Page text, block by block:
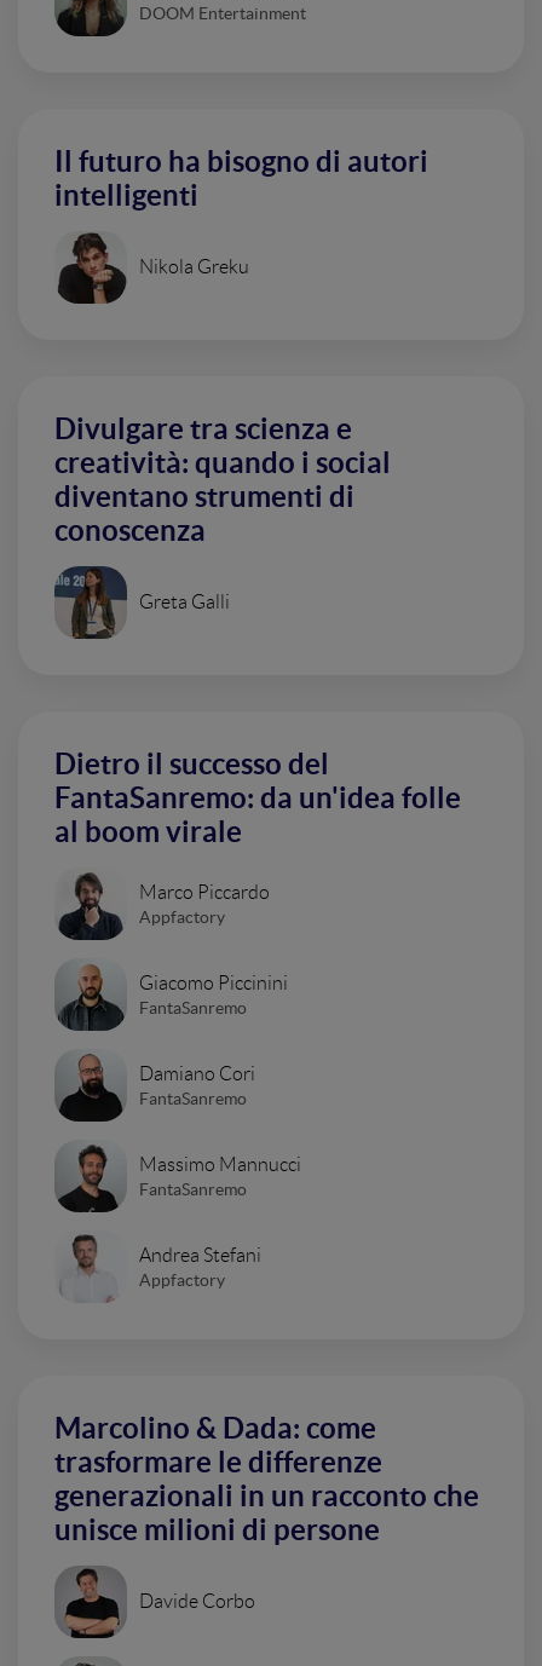
DOOM Entertainment
Il futuro ha bisogno di autori
intelligenti
Nikola Greku
Divulgare tra scienza e
creatività: quando i social
diventano strumenti di
conoscenza
Greta Galli
Dietro il successo del
FantaSanremo: da un'idea folle
al boom virale
Marco Piccardo
Appfactory
Giacomo Piccinini
FantaSanremo
Damiano Cori
FantaSanremo
Massimo Mannucci
FantaSanremo
Andrea Stefani
Appfactory
Marcolino & Dada: come
trasformare le differenze
generazionali in un racconto che
unisce milioni di persone
Davide Corbo